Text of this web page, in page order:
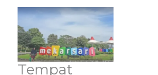
Tempat